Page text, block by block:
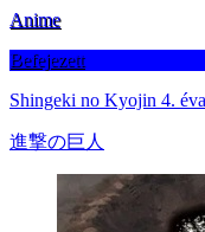
Anime
Befejezett
Shingeki no Kyojin 4.
進撃の巨人